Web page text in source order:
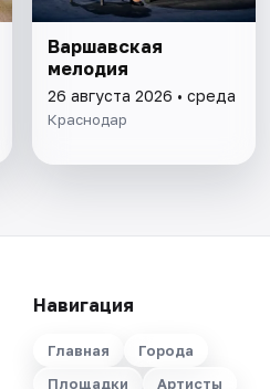
Варшавская
мелодия
26 августа 2026 • среда
Краснодар
Навигация
Главная
Города
Площадки
Артисты